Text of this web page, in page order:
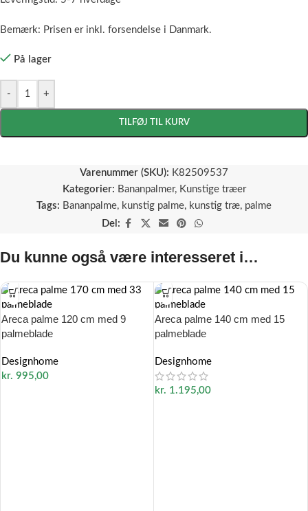
Bemærk: Prisen er inkl. forsendelse i Danmark.
På lager
- +
TILFØJ TIL KURV
Varenummer (SKU): K82509537
Kategorier: Bananpalmer, Kunstige træer
Tags: Bananpalme, kunstig palme, kunstig træ, palme
Del:
Du kunne også være interesseret i…
Areca palme 120 cm med 9
palmeblade
Designhome
kr. 995,00
Areca palme 140 cm med 15
palmeblade
Designhome
kr. 1.195,00